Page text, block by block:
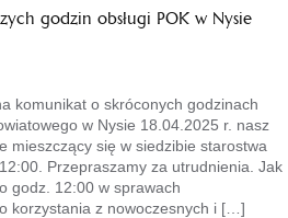
godzin obsługi POK w Nysie
komunikat o skróconych godzinach
w Nysie 18.04.2025 r. nasz
mieszczący się w siedzibie starostwa
Przepraszamy za utrudnienia. Jak
godz. 12:00 w sprawach
korzystania z nowoczesnych i […]